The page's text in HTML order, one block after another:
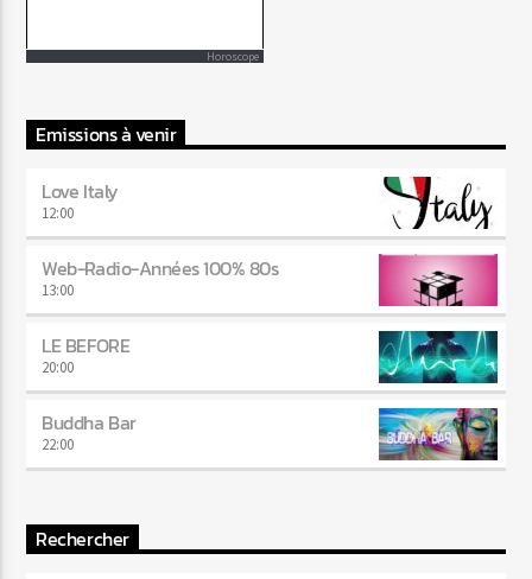
Horoscope
Emissions à venir
Love Italy
12:00
Web-Radio-Années 100% 80s
13:00
LE BEFORE
20:00
Buddha Bar
22:00
Rechercher